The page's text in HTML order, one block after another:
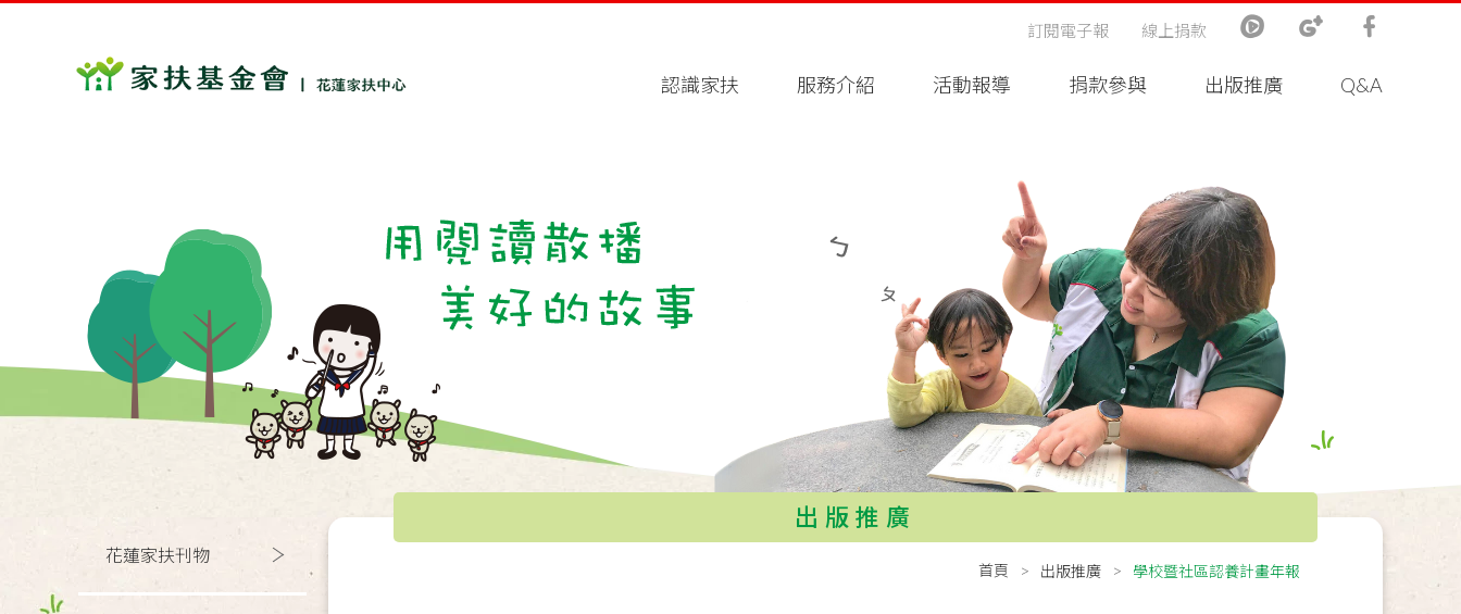
認識家扶 服務介紹 活動報導 捐款參與 出版推廣 Q&A
訂閱電子報 線上捐款
花蓮家扶刊物
出版推廣
首頁 出版推廣 學校暨社區認養計畫年報